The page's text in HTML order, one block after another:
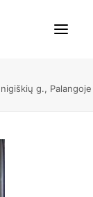
g., Palangoje